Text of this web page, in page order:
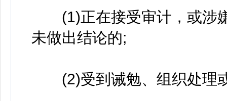
(1)正在接受审计，或涉
未做出结论的;
(2)受到诫勉、组织处理